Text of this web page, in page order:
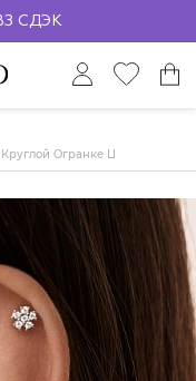
СДЭК
Огранке Цветок